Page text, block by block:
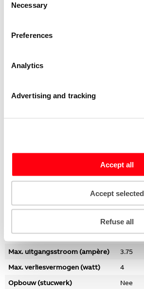
Selection
Necessary
Preferences
Analytics
Advertising and tracking
Accept all
Accept selected
Refuse all
Bruto gewicht
CBS nummer
Specificaties
Secundaire spanning 1 (volt)
(ampère)
3.75
(ampère)
1.87
Secundaire stroomsterkte 3
(ampère)
Max. uitgangsvermogen (watt)
15
Lengte (millimeter)
65
Max. uitgangsstroom (ampère)
3.75
Max. verliesvermogen (watt)
4
Opbouw (stucwerk)
Nee